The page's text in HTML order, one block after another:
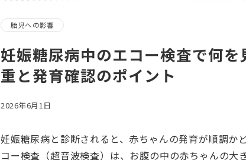
胎児への影響
妊娠糖尿病中のエコー検査で何
重と発育確認のポイント
2026年6月1日
妊娠糖尿病と診断されると、赤ちゃんの発育が順調か
コー検査（超音波検査）は、お腹の中の赤ちゃんの大